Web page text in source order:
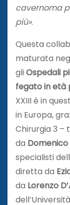
cavernoma
più».
Questa
maturata
gliOspedali
fegato in età
XXIII è in
in Europa,
Chirurgia 3 –
da Domenico
specialisti
diretta da
da Lorenzo